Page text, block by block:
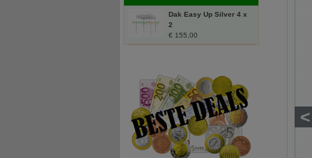
Dak Easy Up Silver 4 x
2
€ 155,00
<